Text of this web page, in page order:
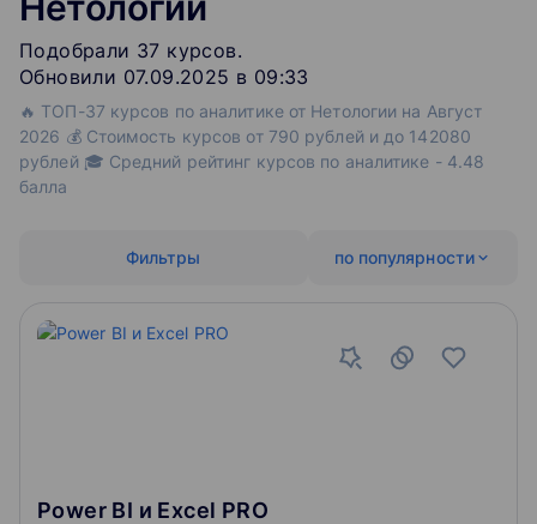
Подобрали 37 курсов.
Обновили 07.09.2025 в 09:33
🔥 ТОП-37 курсов по аналитике от Нетологии на Август
2026 💰 Стоимость курсов от 790 рублей и до 142080
рублей 🎓 Средний рейтинг курсов по аналитике - 4.48
балла
по популярности
Фильтры
Power BI и Excel PRO